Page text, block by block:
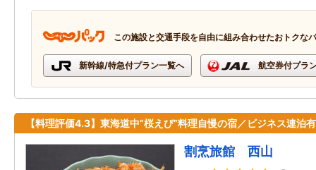
この施設と交通手段を自由に組み合わせたおトクな
新幹線/特急付プラン一覧へ 航空券付プラ
【料理評価4.3】東海道中”桜えび”料理自慢の宿／ビジネス連泊有
割烹旅館 西山